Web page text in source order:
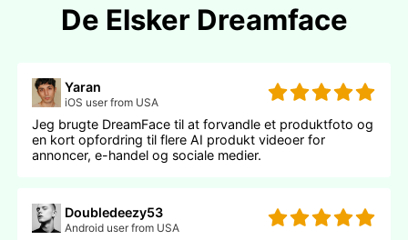
De Elsker Dreamface
Yaran
iOS user from USA
Jeg brugte DreamFace til at forvandle et produktfoto og
en kort opfordring til flere AI produkt videoer for
annoncer, e-handel og sociale medier.
Doubledeezy53
Android user from USA